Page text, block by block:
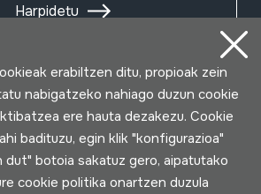
Harpidetu
erabiltzen ditu, propioak zein
nabigatzeko nahiago duzun cookie
ere hauta dezakezu. Cookie
badituzu, egin klik "konfigurazioa"
dut" botoia sakatuz gero, aipatutako
cookie politika onartzen duzula